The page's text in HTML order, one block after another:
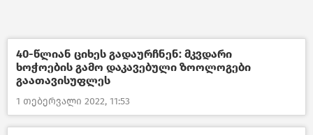
40-წლიან ციხეს გადაურჩნენ: მკვდარი
ხოჭოების გამო დაკავებული ზოოლოგები
გაათავისუფლეს
1 თებერვალი 2022, 11:53